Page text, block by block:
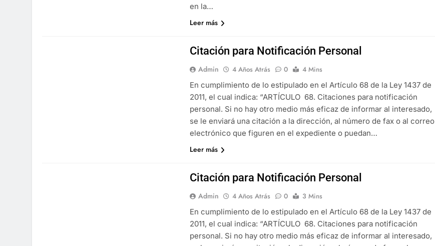
en la…
Leer más
Citación para Notificación Personal
Admin 4 Años Atrás 0
4 Mins
En cumplimiento de lo estipulado en el Artículo 68 de la Ley 1437 de
2011, el cual indica: “ARTÍCULO 68. Citaciones para notificación
personal. Si no hay otro medio más eficaz de informar al interesado,
se le enviará una citación a la dirección, al número de fax o al correo
electrónico que figuren en el expediente o puedan…
Leer más
Citación para Notificación Personal
Admin 4 Años Atrás 0
3 Mins
En cumplimiento de lo estipulado en el Artículo 68 de la Ley 1437 de
2011, el cual indica: “ARTÍCULO 68. Citaciones para notificación
personal. Si no hay otro medio más eficaz de informar al interesado,